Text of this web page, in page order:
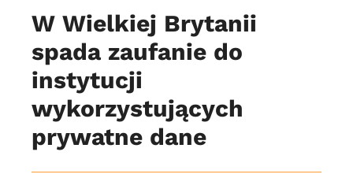
W Wielkiej Brytanii
spada zaufanie do
instytucji
wykorzystujących
prywatne dane